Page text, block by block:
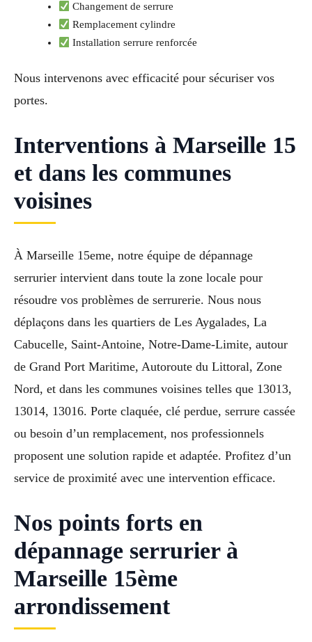
Changement de serrure
Remplacement cylindre
Installation serrure renforcée
Nous intervenons avec efficacité pour sécuriser vos
portes.
Interventions à Marseille 15
et dans les communes
voisines
À Marseille 15eme, notre équipe de dépannage
serrurier intervient dans toute la zone locale pour
résoudre vos problèmes de serrurerie. Nous nous
déplaçons dans les quartiers de Les Aygalades, La
Cabucelle, Saint-Antoine, Notre-Dame-Limite, autour
de Grand Port Maritime, Autoroute du Littoral, Zone
Nord, et dans les communes voisines telles que 13013,
13014, 13016. Porte claquée, clé perdue, serrure cassée
ou besoin d’un remplacement, nos professionnels
proposent une solution rapide et adaptée. Profitez d’un
service de proximité avec une intervention efficace.
Nos points forts en
dépannage serrurier à
Marseille 15ème
arrondissement